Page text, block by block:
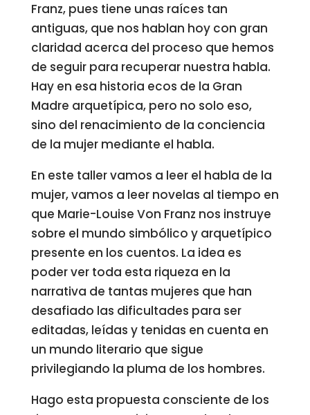
Franz, pues tiene unas raíces tan
antiguas, que nos hablan hoy con gran
claridad acerca del proceso que hemos
de seguir para recuperar nuestra habla.
Hay en esa historia ecos de la Gran
Madre arquetípica, pero no solo eso,
sino del renacimiento de la conciencia
de la mujer mediante el habla.
En este taller vamos a leer el habla de la
mujer, vamos a leer novelas al tiempo en
que Marie-Louise Von Franz nos instruye
sobre el mundo simbólico y arquetípico
presente en los cuentos. La idea es
poder ver toda esta riqueza en la
narrativa de tantas mujeres que han
desafiado las dificultades para ser
editadas, leídas y tenidas en cuenta en
un mundo literario que sigue
privilegiando la pluma de los hombres.
Hago esta propuesta consciente de los